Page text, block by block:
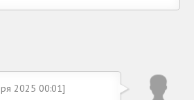
2025 00:01]